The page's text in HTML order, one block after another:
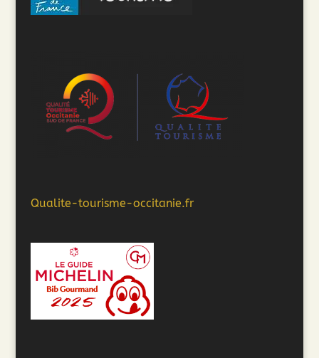
Qualite-tourisme-occitanie.fr